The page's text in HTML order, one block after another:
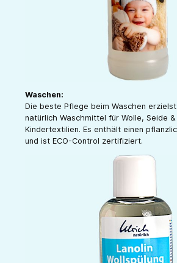
Waschen:
Die beste Pflege beim Waschen
natürlich Waschmittel für Wolle, Seide
Kindertextilien. Es enthält einen
und ist ECO-Control zertifiziert.